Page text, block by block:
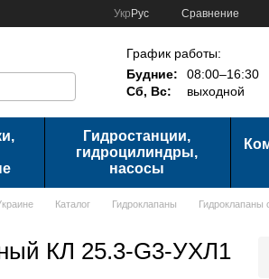
Укр Рус Сравнение
График работы:
Будние:
08:00–16:30
Сб, Вс:
выходной
Гидростанции,
гидроцилиндры,
насосы
Каталог Гидроклапаны
Гидроклапаны
КЛ 25.3-G3-УХЛ1